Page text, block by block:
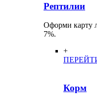
Рептилии
Оформи карту
7%.
+
Корм